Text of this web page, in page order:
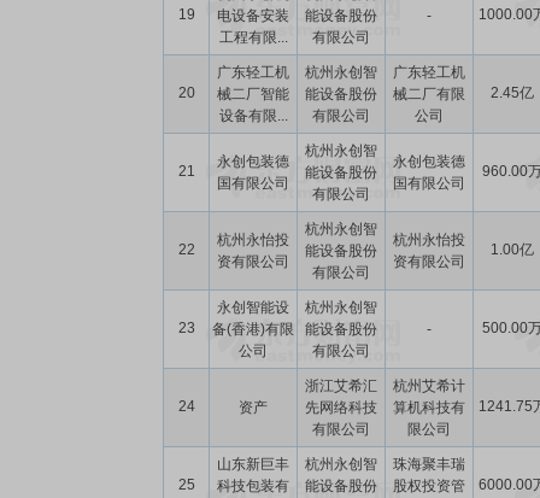
19
电设备安装
工程有限...
能设备股份
有限公司
- 1000.00
20
广东轻工机
械二厂智能
设备有限...
杭州永创智
能设备股份
有限公司
广东轻工机
械二厂有限
公司
2.45亿
21
永创包装德
国有限公司
杭州永创智
能设备股份
有限公司
永创包装德
国有限公司
960.00
22
杭州永怡投
资有限公司
杭州永创智
能设备股份
有限公司
杭州永怡投
资有限公司
1.00亿
23
永创智能设
备(香港)有限
公司
杭州永创智
能设备股份
有限公司
- 500.00
24 资产
浙江艾希汇
先网络科技
有限公司
杭州艾希计
算机科技有
限公司
1241.75
25
山东新巨丰
科技包装有
杭州永创智
能设备股份
珠海聚丰瑞
股权投资管
6000.00